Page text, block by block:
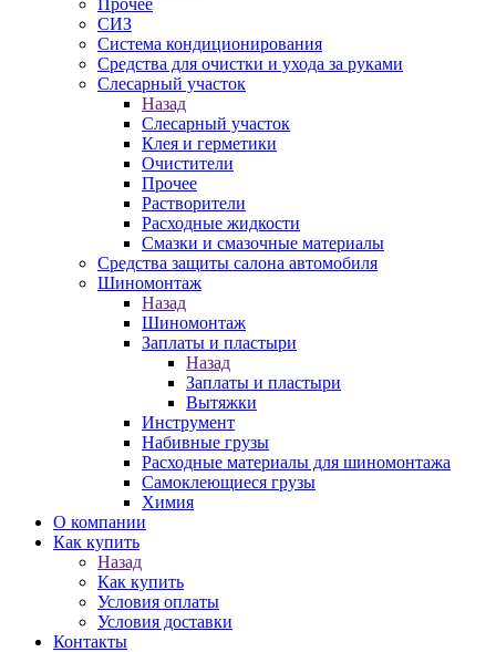
Прочее
СИЗ
Система кондиционирования
Средства для очистки и ухода за руками
Слесарный участок
Назад
Слесарный участок
Клея и герметики
Очистители
Прочее
Растворители
Расходные жидкости
Смазки и смазочные материалы
Средства защиты салона автомобиля
Шиномонтаж
Назад
Шиномонтаж
Заплаты и пластыри
Назад
Заплаты и пластыри
Вытяжки
Инструмент
Набивные грузы
Расходные материалы для шиномонтажа
Самоклеющиеся грузы
Химия
О компании
Как купить
Назад
Как купить
Условия оплаты
Условия доставки
Контакты